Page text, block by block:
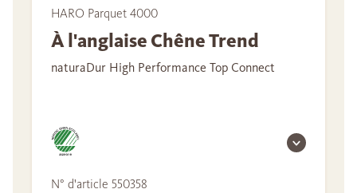
HARO Parquet 4000
À l'anglaise Chêne Trend
naturaDur High Performance Top Connect
N° d'article 550358